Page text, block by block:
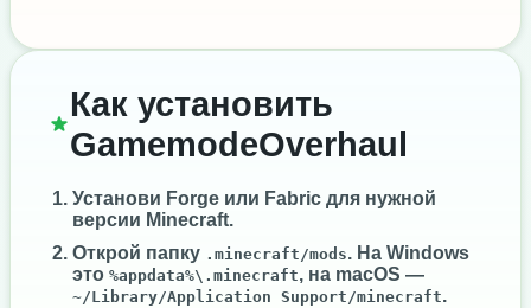
Как установить
GamemodeOverhaul
Установи Forge или Fabric для нужной
версии Minecraft.
Открой папку .minecraft/mods. На Windows
это %appdata%\.minecraft, на macOS —
~/Library/Application Support/minecraft.